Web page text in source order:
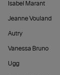
Isabel Marant
Jeanne Vouland
Autry
Vanessa Bruno
Ugg